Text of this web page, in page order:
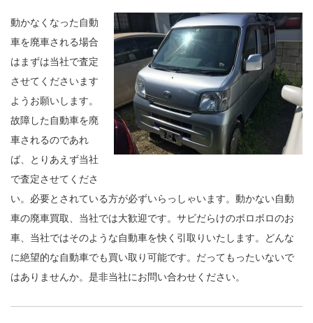
動かなくなった自動
車を廃車される場合
はまずは当社で査定
させてくださいます
ようお願いします。
故障した自動車を廃
車されるのであれ
ば、とりあえず当社
で査定させてくださ
い。必要とされている方が必ずいらっしゃいます。動かない自動
車の廃車買取、当社では大歓迎です。サビだらけのボロボロのお
車、当社ではそのような自動車を快く引取りいたします。どんな
に絶望的な自動車でも買い取り可能です。だってもったいないで
はありませんか。是非当社にお問い合わせください。